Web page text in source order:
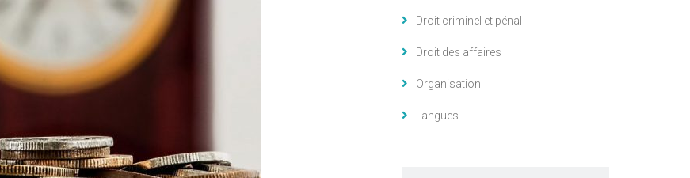
Droit criminel et pénal
Droit des affaires
Organisation
Langues